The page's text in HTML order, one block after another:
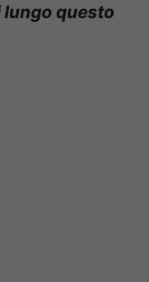
questo